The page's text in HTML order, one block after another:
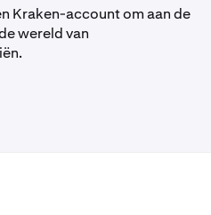
Kraken-account om aan de
wereld van